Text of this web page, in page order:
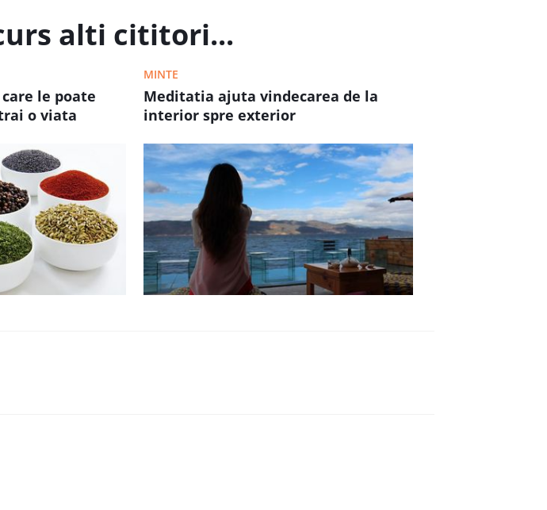
alti cititori...
le poate
o viata
MINTE
Meditatia ajuta vindecarea de la
interior spre exterior